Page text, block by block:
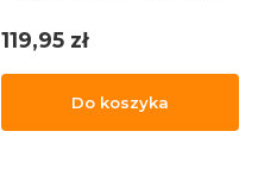
Cena
119,95 zł
Do koszyka